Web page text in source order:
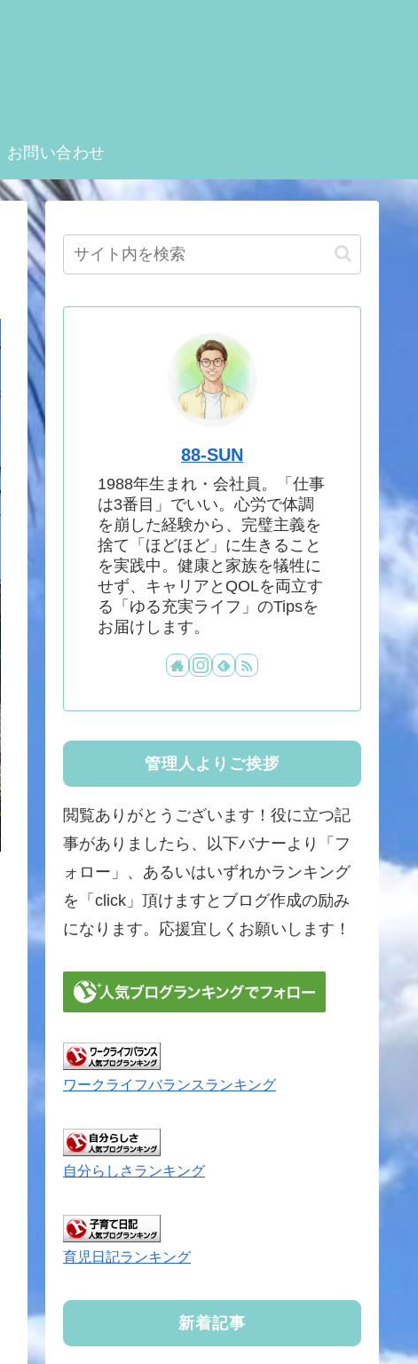
お問い合わせ
88-SUN
1988年生まれ・会社員。「仕事
は3番目」でいい。心労で体調
を崩した経験から、完璧主義を
捨て「ほどほど」に生きること
を実践中。健康と家族を犠牲に
せず、キャリアとQOLを両立す
る「ゆる充実ライフ」のTipsを
お届けします。
管理人よりご挨拶
閲覧ありがとうございます！役に立つ記
事がありましたら、以下バナーより「フ
ォロー」、あるいはいずれかランキング
を「click」頂けますとブログ作成の励み
になります。応援宜しくお願いします！
ワークライフバランスランキング
自分らしさランキング
育児日記ランキング
新着記事